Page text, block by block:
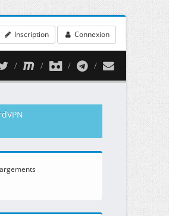
Inscription Connexion